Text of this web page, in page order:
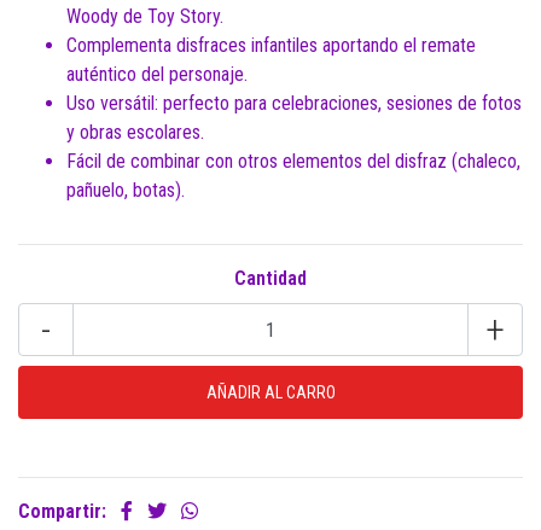
Woody de Toy Story.
Complementa disfraces infantiles aportando el remate
auténtico del personaje.
Uso versátil: perfecto para celebraciones, sesiones de fotos
y obras escolares.
Fácil de combinar con otros elementos del disfraz (chaleco,
pañuelo, botas).
Cantidad
- +
Compartir: